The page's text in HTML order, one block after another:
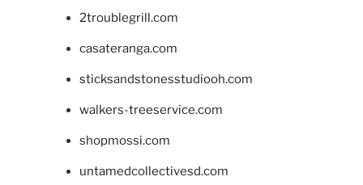
2troublegrill.com
casateranga.com
sticksandstonesstudiooh.com
walkers-treeservice.com
shopmossi.com
untamedcollectivesd.com